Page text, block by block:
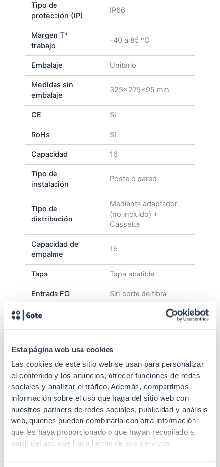
Esta página web usa cookies
Las cookies de este sitio web se usan para personalizar
el contenido y los anuncios, ofrecer funciones de redes
sociales y analizar el tráfico. Además, compartimos
información sobre el uso que haga del sitio web con
nuestros partners de redes sociales, publicidad y análisis
web, quienes pueden combinarla con otra información
que les haya proporcionado o que hayan recopilado a
partir del uso que haya hecho de sus servicios.
Tipo de
protección (IP)
IP66
Margen Tª
trabajo
-40 a 85 ºC
Embalaje Unitario
Medidas sin
embalaje
325x275x95 mm
CE SI
RoHs SI
Capacidad 16
Tipo de
instalación
Poste o pared
Tipo de
distribución
Mediante adaptador
(no incluido) +
Cassette
Capacidad de
empalme
16
Tapa Tapa abatible
Entrada FO Sin corte de fibra
Fijación
Accesorios
protector empalme,
tacos y cerradura.,
tubo de transporte
Margen Tª
-25 a 40 ºC
almacenamiento y
distribución en una
caja con un interior